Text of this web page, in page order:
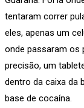
tentaram correr
eles, apenas um
onde passaram os
precisão, um
dentro da caixa da
base de cocaína.